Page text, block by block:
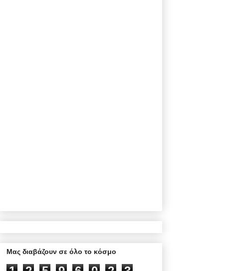
Μας διαβάζουν σε όλο το κόσμο